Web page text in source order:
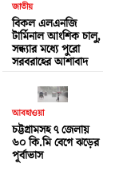
জাতীয়
বিকল এলএনজি
টার্মিনাল আংশিক চালু,
সন্ধ্যার মধ্যে পুরো
সরবরাহের আশাবাদ
আবহাওয়া
চট্টগ্রামসহ ৭ জেলায়
৬০ কি.মি বেগে ঝড়ের
পূর্বাভাস